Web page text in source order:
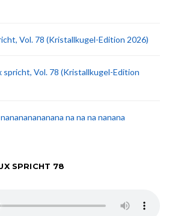
Vol. 78 (Kristallkugel-Edition 2026)
spricht, Vol. 78 (Kristallkugel-Edition
na na na nanana
SPRICHT 78